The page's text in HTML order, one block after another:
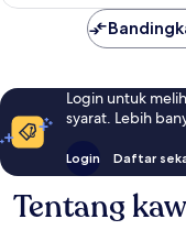
Login untuk
syarat. Lebih
Login Daftar
Tentang